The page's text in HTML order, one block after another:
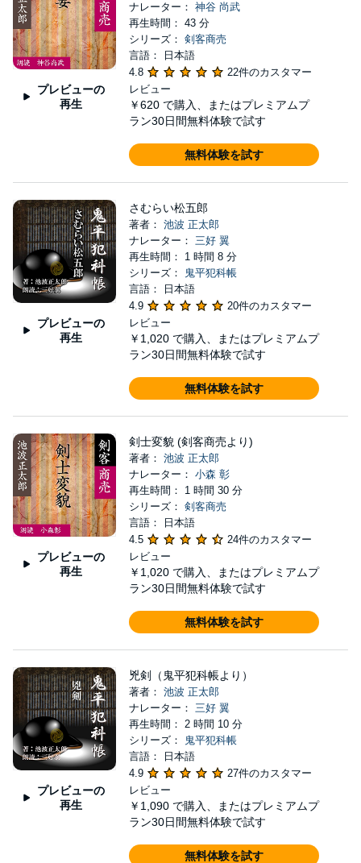
プレビューの
再生
ナレーター： 神谷 尚武
再生時間： 43 分
シリーズ： 剣客商売
言語： 日本語
4.8
22件のカスタマー
レビュー
￥620 で購入、またはプレミアムプ
ラン30日間無料体験で試す
無料体験を試す
プレビューの
再生
さむらい松五郎
著者： 池波 正太郎
ナレーター： 三好 翼
再生時間： 1 時間 8 分
シリーズ：
鬼平犯科帳
言語： 日本語
4.9
20件のカスタマー
レビュー
￥1,020 で購入、またはプレミアムプ
ラン30日間無料体験で試す
無料体験を試す
プレビューの
再生
剣士変貌 (剣客商売より)
著者： 池波 正太郎
ナレーター： 小森 彰
再生時間： 1 時間 30 分
シリーズ： 剣客商売
言語： 日本語
4.5
24件のカスタマー
レビュー
￥1,020 で購入、またはプレミアムプ
ラン30日間無料体験で試す
無料体験を試す
プレビューの
再生
兇剣（鬼平犯科帳より）
著者： 池波 正太郎
ナレーター： 三好 翼
再生時間： 2 時間 10 分
シリーズ：
鬼平犯科帳
言語： 日本語
4.9
27件のカスタマー
レビュー
￥1,090 で購入、またはプレミアムプ
ラン30日間無料体験で試す
無料体験を試す